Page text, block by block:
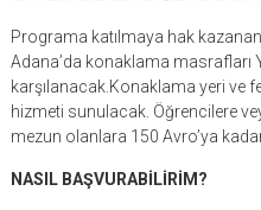
Programa katılmaya hak
Adana’da konaklama masrafları
karşılanacak.Konaklama yeri ve
hizmeti sunulacak. Öğrencilere
mezun olanlara 150 Avro’ya
NASIL BAŞVURABİLİRİM?